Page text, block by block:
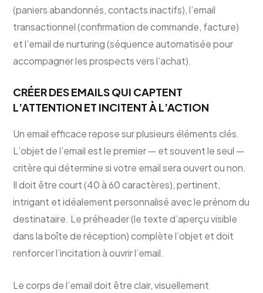
(paniers abandonnés, contacts inactifs), l’email
transactionnel (confirmation de commande, facture)
et l’email de nurturing (séquence automatisée pour
accompagner les prospects vers l’achat).
CRÉER DES EMAILS QUI CAPTENT
L’ATTENTION ET INCITENT À L’ACTION
Un email efficace repose sur plusieurs éléments clés.
L’objet de l’email est le premier — et souvent le seul —
critère qui détermine si votre email sera ouvert ou non.
Il doit être court (40 à 60 caractères), pertinent,
intrigant et idéalement personnalisé avec le prénom du
destinataire. Le préheader (le texte d’aperçu visible
dans la boîte de réception) complète l’objet et doit
renforcer l’incitation à ouvrir l’email.
Le corps de l’email doit être clair, visuellement